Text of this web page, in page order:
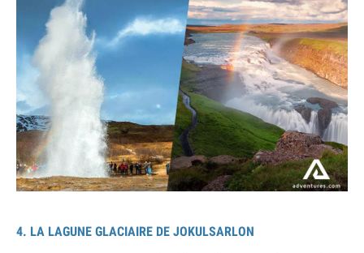
4. LA LAGUNE GLACIAIRE DE JOKULSARLON